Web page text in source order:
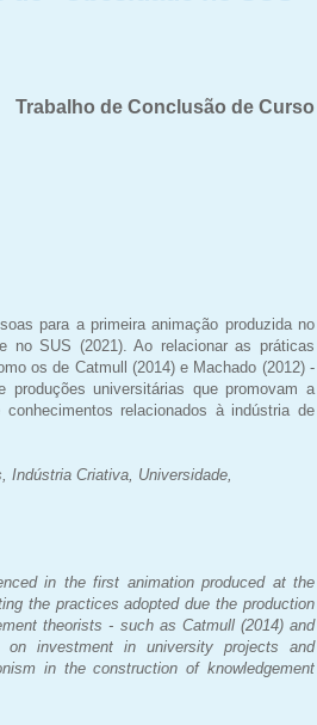
Trabalho de Conclusão de Curso
para a primeira animação produzida no
no SUS (2021). Ao relacionar as práticas
os de Catmull (2014) e Machado (2012) -
universitárias que promovam a
relacionados à indústria de
Indústria Criativa, Universidade,
in the first animation produced at the
the practices adopteddue the production
theorists - such as Catmull (2014) and
oninvestment in university projects and
in the construction of knowledgement